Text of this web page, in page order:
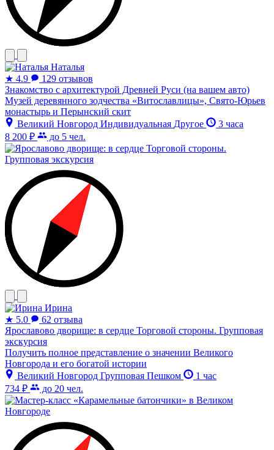
Наталья
★ 4.9
129 отзывов
Знакомство с архитектурой Древней Руси (на вашем авто)
Музей деревянного зодчества «Витославлицы», Свято-Юрьев
монастырь и Перынский скит
Великий Новгород Индивидуальная Другое
3 часа
8 200 ₽
до 5 чел.
Ирина
★ 5.0
62 отзыва
Ярославово дворище: в сердце Торговой стороны. Групповая
экскурсия
Получить полное представление о значении Великого
Новгорода и его богатой истории
Великий Новгород Групповая Пешком
1 час
734 ₽
до 20 чел.